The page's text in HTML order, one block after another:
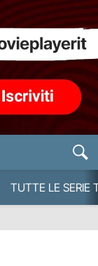
TUTTE LE SERIE